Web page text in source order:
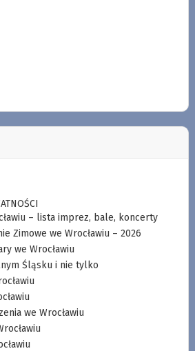
– lista imprez, bale, koncerty
Zimowe we Wrocławiu – 2026
we Wrocławiu
Śląsku i nie tylko
we Wrocławiu